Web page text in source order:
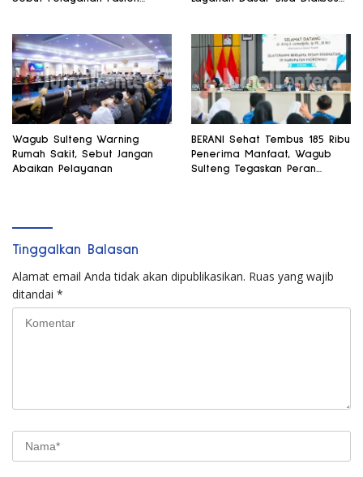
Wagub Sulteng Warning
Rumah Sakit, Sebut Jangan
Abaikan Pelayanan
BERANI Sehat Tembus 185 Ribu
Penerima Manfaat, Wagub
Sulteng Tegaskan Peran
Tinggalkan Balasan
Alamat email Anda tidak akan dipublikasikan. Ruas yang wajib
ditandai *